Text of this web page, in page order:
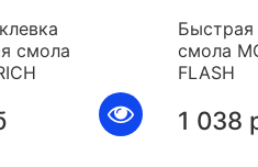
смола
Быстрая
смола
FLASH
1 038